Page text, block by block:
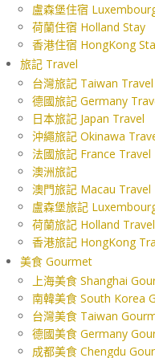
盧森堡住宿
荷蘭住宿 Holland Stay
香港住宿 HongKong
旅記 Travel
台灣旅記 Taiwan Travel
德國旅記 Germany
日本旅記 Japan Travel
沖繩旅記 Okinawa
法國旅記 France Travel
澳洲旅記
澳門旅記 Macau Travel
盧森堡旅記
荷蘭旅記 Holland Travel
香港旅記 HongKong
美食 Gourmet
上海美食 Shanghai
南韓美食 South Korea
台灣美食 Taiwan
德國美食 Germany
成都美食 Chengdu